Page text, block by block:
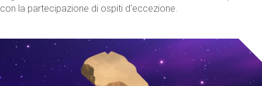
con la partecipazione di ospiti d'eccezione.